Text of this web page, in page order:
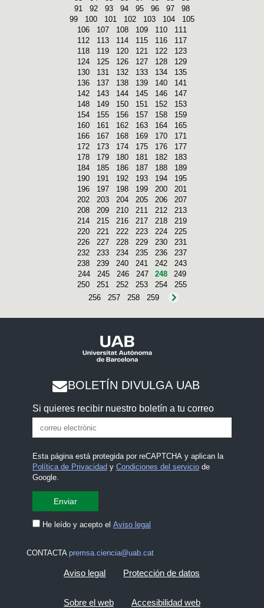
91
92 93 94 95 96 97
98
99
100 101 102 103 104
105
106
107 108 109 110
111
112
113 114 115 116
117
118
119 120 121 122
123
124
125 126 127 128
129
130
131 132 133 134
135
136
137 138 139 140
141
142
143 144 145 146
147
148
149 150 151 152
153
154
155 156 157 158
159
160
161 162 163 164
165
166
167 168 169 170
171
172
173 174 175 176
177
178
179 180 181 182
183
184
185 186 187 188
189
190
191 192 193 194
195
196
197 198 199 200
201
202
203 204 205 206
207
208
209 210 211 212
213
214
215 216 217 218
219
220
221 222 223 224
225
226
227 228 229 230
231
232
233 234 235 236
237
238
239 240 241 242
243
244
245 246 247 248
249
250
251 252 253 254
255
256
257 258 259
BOLETÍN DIVULGA UAB
Si quieres recibir nuestro boletín a tu correo
Esta página está protegida por reCAPTCHA y aplican la
Política de Privacidad y Condiciones del serviciode
Google.
He leído y acepto el Aviso legal
CONTACTA premsa.ciencia@uab.cat
Aviso legal Protección de datos
Sobre el web Accesibilidad web